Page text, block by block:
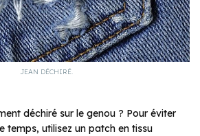
JEAN DÉCHIRÉ.
déchiré sur le genou ? Pour éviter
temps, utilisez un patch en tissu